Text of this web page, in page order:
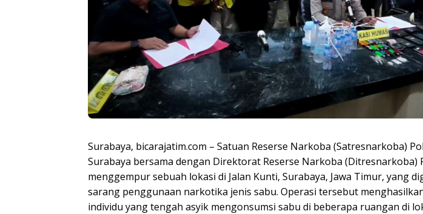
Surabaya, bicarajatim.com – Satuan Reserse Narkoba (Satresnarkoba)
Surabaya bersama dengan Direktorat Reserse Narkoba (Ditresnarkoba)
menggempur sebuah lokasi di Jalan Kunti, Surabaya, Jawa Timur, yang
sarang penggunaan narkotika jenis sabu. Operasi tersebut
individu yang tengah asyik mengonsumsi sabu di beberapa ruangan di